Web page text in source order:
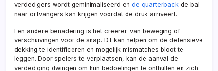
verdedigers wordt geminimaliseerd en de quarterback de bal
naar ontvangers kan krijgen voordat de druk arriveert.
Een andere benadering is het creëren van beweging of
verschuivingen voor de snap. Dit kan helpen om de defensieve
dekking te identificeren en mogelijk mismatches bloot te
leggen. Door spelers te verplaatsen, kan de aanval de
verdediging dwingen om hun bedoelingen te onthullen en zich